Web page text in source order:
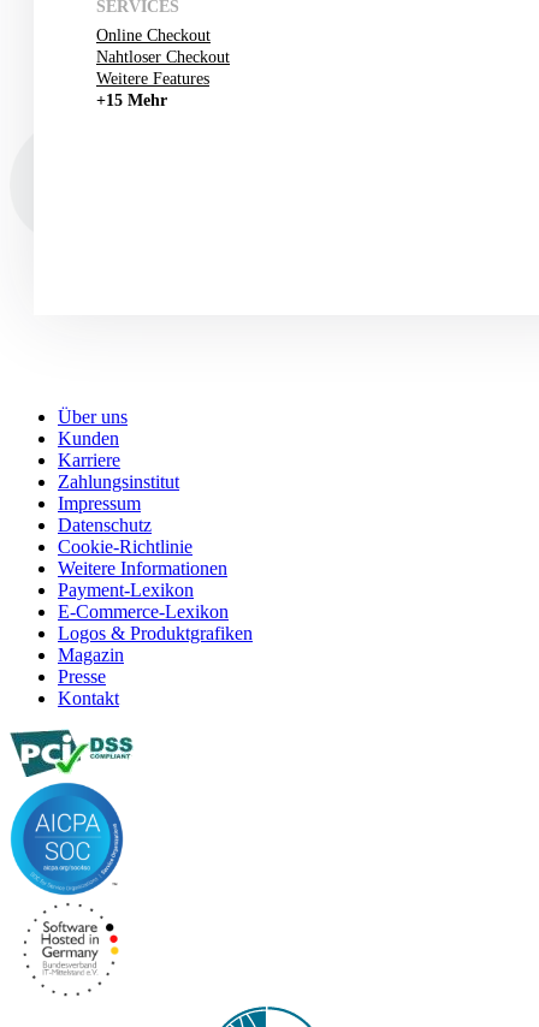
SERVICES
Online Checkout
Nahtloser Checkout
Weitere Features
+15 Mehr
Über uns
Kunden
Karriere
Zahlungsinstitut
Impressum
Datenschutz
Cookie-Richtlinie
Weitere Informationen
Payment-Lexikon
E-Commerce-Lexikon
Logos & Produktgrafiken
Magazin
Presse
Kontakt